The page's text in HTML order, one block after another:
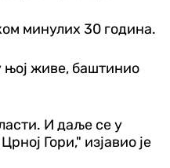
минулих 30 година.
њој живе, баштинио
И даље се у
Гори," изјавио је